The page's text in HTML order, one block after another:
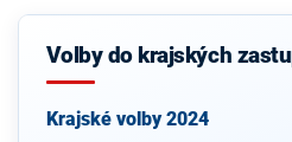
Volby do krajských
Krajské volby 2024